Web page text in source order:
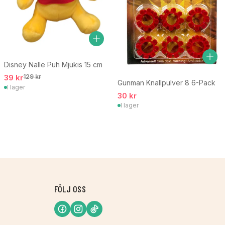
Disney Nalle Puh Mjukis 15 cm
39 kr129 kr
I lager
Gunman Knallpulver 8 6-Pack
30 kr
I lager
FÖLJ OSS